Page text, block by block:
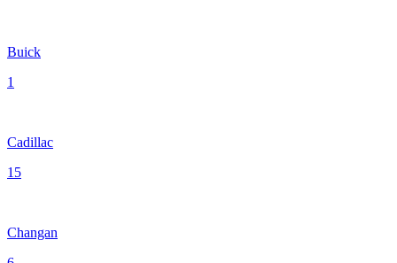
Buick
1
Cadillac
15
Changan